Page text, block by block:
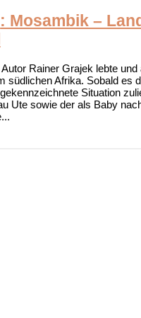
Mosambik –
Rainer Grajek lebte und
südlichen Afrika. Sobald es
Situation
Ute sowie der als Baby